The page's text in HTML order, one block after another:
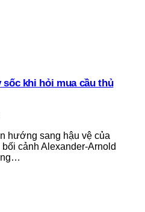
khi hỏi mua cầu thủ
hướng sang hậu vệ của
cảnh Alexander-Arnold